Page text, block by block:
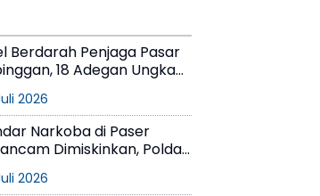
Berdarah Penjaga Pasar
18 Adegan Ungkap
2026
Narkoba di Paser
Dimiskinkan, Polda
Sawit 13 Hektare
2026